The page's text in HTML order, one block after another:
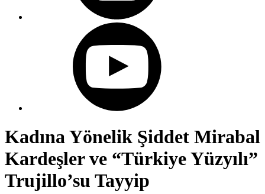
Kadına Yönelik Şiddet Mirabal
Kardeşler ve “Türkiye Yüzyılı”
Trujillo’su Tayyip